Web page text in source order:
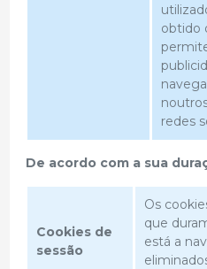
obtido
redes
De acordo com a sua
Cookies de
sessão
Os
que
está a